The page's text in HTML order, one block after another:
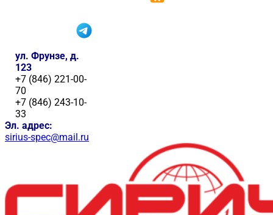
ул. Фрунзе, д.
123
+7 (846) 221-00-
70
+7 (846) 243-10-
33
Эл. адрес:
sirius-spec@mail.ru